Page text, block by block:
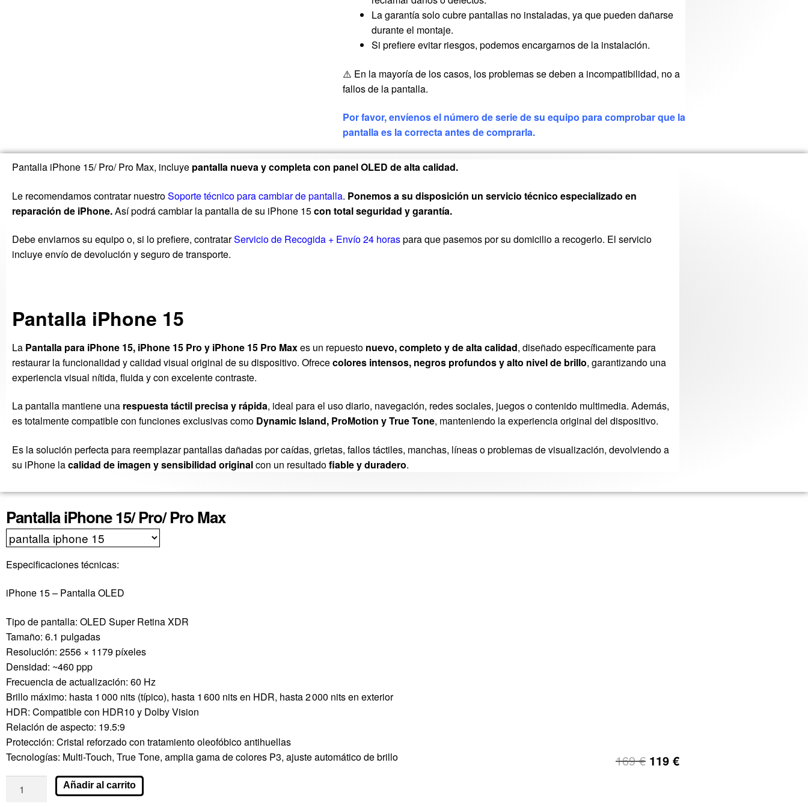
La garantía solo cubre pantallas no instaladas, ya que pueden dañarse
durante el montaje.
Si prefiere evitar riesgos, podemos encargarnos de la instalación.
⚠️ En la mayoría de los casos, los problemas se deben a incompatibilidad, no a
fallos de la pantalla.
Por favor, envíenos el número de serie de su equipo para comprobar que la
pantalla es la correcta antes de comprarla.
Pantalla iPhone 15/ Pro/ Pro Max, incluye pantalla nueva y completa con panel OLED de alta calidad.
Le recomendamos contratar nuestroSoporte técnico para cambiar de pantalla. Ponemos a su disposición un servicio técnico especializado en
reparación de iPhone.Así podrá cambiar la pantalla de su iPhone 15con total seguridad y garantía.
Debe enviarnos su equipo o, si lo prefiere, contratarServicio de Recogida + Envío 24 horaspara que pasemos por su domicilio a recogerlo. El servicio
incluye envío de devolución y seguro de transporte.
Pantalla iPhone 15
La Pantalla para iPhone 15, iPhone 15 Pro y iPhone 15 Pro Maxes un repuesto nuevo, completo y de alta calidad, diseñado específicamente para
restaurar la funcionalidad y calidad visual original de su dispositivo. Ofrececolores intensos, negros profundos y alto nivel de brillo, garantizando una
experiencia visual nítida, fluida y con excelente contraste.
La pantalla mantiene una respuesta táctil precisa y rápida, ideal para el uso diario, navegación, redes sociales, juegos o contenido multimedia. Además,
es totalmente compatible con funciones exclusivas como Dynamic Island, ProMotion y True Tone, manteniendo la experiencia original del dispositivo.
Es la solución perfecta para reemplazar pantallas dañadas por caídas, grietas, fallos táctiles, manchas, líneas o problemas de visualización, devolviendo a
su iPhone lacalidad de imagen y sensibilidad originalcon un resultadofiable y duradero.
Pantalla iPhone 15/ Pro/ Pro Max
Especificaciones técnicas:
iPhone 15 – Pantalla OLED
Tipo de pantalla: OLED Super Retina XDR
Tamaño: 6.1 pulgadas
Resolución: 2556 × 1179 píxeles
Densidad: ~460 ppp
Frecuencia de actualización: 60 Hz
Brillo máximo: hasta 1 000 nits (típico), hasta 1 600 nits en HDR, hasta 2 000 nits en exterior
HDR: Compatible con HDR10 y Dolby Vision
Relación de aspecto: 19.5:9
Protección: Cristal reforzado con tratamiento oleofóbico antihuellas
Tecnologías: Multi-Touch, True Tone, amplia gama de colores P3, ajuste automático de brillo
169€ 119 €
Añadir al carrito